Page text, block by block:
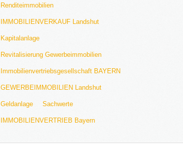
Renditeimmobilien
IMMOBILIENVERKAUF Landshut
Kapitalanlage
Revitalisierung Gewerbeimmobilien
Immobilienvertriebsgesellschaft BAYERN
GEWERBEIMMOBILIEN Landshut
Geldanlage Sachwerte
IMMOBILIENVERTRIEB Bayern